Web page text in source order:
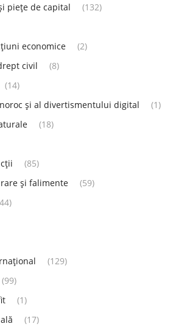
piețe de capital
(132)
economice
(2)
civil
(8)
(14)
și al divertismentului digital
(1)
(18)
(85)
și falimente
(59)
(129)
(99)
(1)
(17)